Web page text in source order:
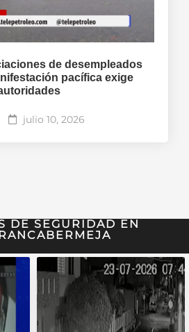
de desempleados
pacífica exige
julio 10, 2026
DE SEGURIDAD EN